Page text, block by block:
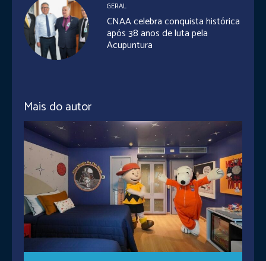
GERAL
CNAA celebra conquista histórica
após 38 anos de luta pela
Acupuntura
Mais do autor